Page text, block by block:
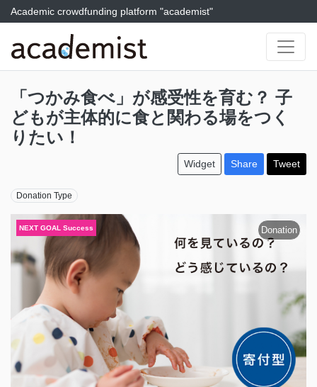
Academic crowdfunding platform "academist"
「つかみ食べ」が感受性を育む？ 子
どもが主体的に食と関わる場をつく
りたい！
Widget Share Tweet
Donation Type